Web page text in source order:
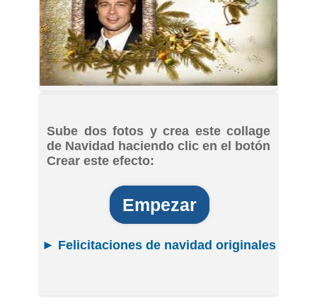
Sube dos fotos y crea este collage
de Navidad haciendo clic en el botón
Crear este efecto:
Empezar
► Felicitaciones de navidad originales